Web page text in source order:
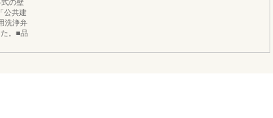
の壁
公共建
洗浄弁
。■品